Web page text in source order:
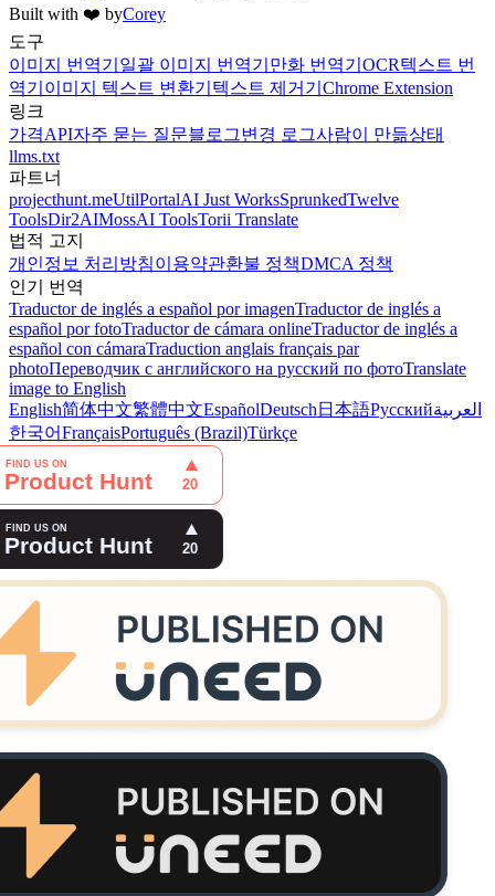
Built with ❤️ byCorey
도구
이미지 번역기 일괄 이미지 번역기 만화 번역기 OCR텍스트 번
역기 이미지 텍스트 변환기 텍스트 제거기 Chrome Extension
링크
가격API자주 묻는 질문블로그변경 로그사람이 만듦상태
llms.txt
파트너
projecthunt.meUtilPortalAI Just WorksSprunkedTwelve
ToolsDir2AIMossAI ToolsTorii Translate
법적 고지
개인정보 처리방침이용약관환불 정책DMCA 정책
인기 번역
Traductor de inglés a español por imagenTraductor de inglés a
español por fotoTraductor de cámara onlineTraductor de inglés a
español con cámaraTraduction anglais français par
photoПереводчик с английского на русский по фотоTranslate
image to English
English简体中文繁體中文EspañolDeutsch 日本語Русскийالعربية
한국어FrançaisPortuguês (Brazil)Türkçe